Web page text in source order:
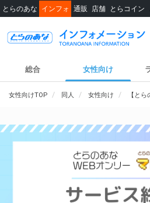
とらのあな インフォ 通販 店舗 とらコイン
総合 女性向け
女性向けTOP 同人 女性向け 【と